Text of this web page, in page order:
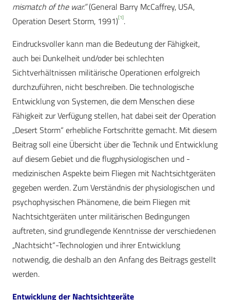
mismatch of the war.”(General Barry McCaffrey, USA,
Operation Desert Storm, 1991)[1].
Eindrucksvoller kann man die Bedeutung der Fähigkeit,
auch bei Dunkelheit und/oder bei schlechten
Sichtverhältnissen militärische Operationen erfolgreich
durchzuführen, nicht beschreiben. Die technologische
Entwicklung von Systemen, die dem Menschen diese
Fähigkeit zur Verfügung stellen, hat dabei seit der Operation
„Desert Storm“ erhebliche Fortschritte gemacht. Mit diesem
Beitrag soll eine Übersicht über die Technik und Entwicklung
auf diesem Gebiet und die flugphysiologischen und -
medizinischen Aspekte beim Fliegen mit Nachtsichtgeräten
gegeben werden. Zum Verständnis der physiologischen und
psychophysischen Phänomene, die beim Fliegen mit
Nachtsichtgeräten unter militärischen Bedingungen
auftreten, sind grundlegende Kenntnisse der verschiedenen
„Nachtsicht“-Technologien und ihrer Entwicklung
notwendig, die deshalb an den Anfang des Beitrags gestellt
werden.
Entwicklung der Nachtsichtgeräte